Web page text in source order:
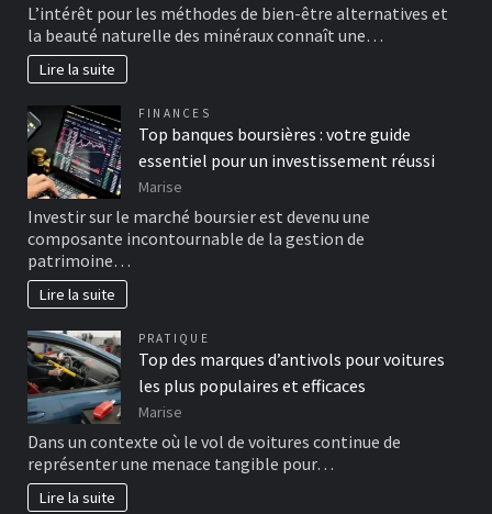
L’intérêt pour les méthodes de bien-être alternatives et
la beauté naturelle des minéraux connaît une…
Lire la suite
FINANCES
Top banques boursières : votre guide
essentiel pour un investissement réussi
Marise
Investir sur le marché boursier est devenu une
composante incontournable de la gestion de
patrimoine…
Lire la suite
PRATIQUE
Top des marques d’antivols pour voitures
les plus populaires et efficaces
Marise
Dans un contexte où le vol de voitures continue de
représenter une menace tangible pour…
Lire la suite